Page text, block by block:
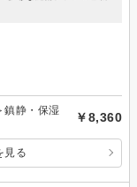
鎮静・保湿
￥8,360
見る